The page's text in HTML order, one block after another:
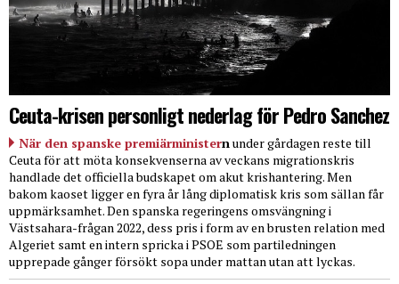
Ceuta-krisen personligt nederlag för Pedro Sanchez
När den spanske premiärministern under gårdagen reste till
Ceuta för att möta konsekvenserna av veckans migrationskris
handlade det officiella budskapet om akut krishantering. Men
bakom kaoset ligger en fyra år lång diplomatisk kris som sällan får
uppmärksamhet. Den spanska regeringens omsvängning i
Västsahara-frågan 2022, dess pris i form av en brusten relation med
Algeriet samt en intern spricka i PSOE som partiledningen
upprepade gånger försökt sopa under mattan utan att lyckas.